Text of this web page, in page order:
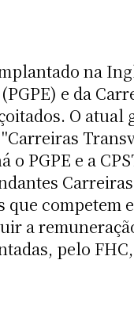
na
e da
O atual
o PGPE e a
competem
a
pelo